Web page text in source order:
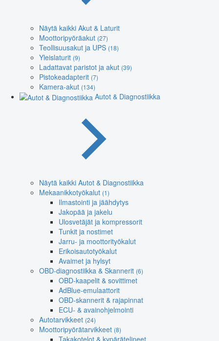
Näytä kaikki Akut & Laturit
Moottoripyöräakut (27)
Teollisuusakut ja UPS (18)
Yleislaturit (9)
Ladattavat paristot ja akut (39)
Pistokeadapterit (7)
Kamera-akut (134)
Autot & Diagnostiikka
Näytä kaikki Autot & Diagnostiikka
Mekaanikkotyökalut (1)
Ilmastointi ja jäähdytys
Jakopää ja jakelu
Ulosvetäjät ja kompressorit
Tunkit ja nostimet
Jarru- ja moottorityökalut
Erikoisautotyökalut
Avaimet ja hylsyt
OBD-diagnostiikka & Skannerit (6)
OBD-kaapelit & sovittimet
AdBlue-emulaattorit
OBD-skannerit & rajapinnat
ECU- & avainohjelmointi
Autotarvikkeet (24)
Moottoripyörätarvikkeet (8)
Takakotelot & kypärätelineet